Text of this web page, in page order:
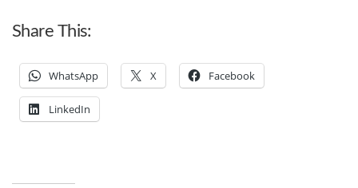
Share This:
WhatsApp X Facebook
LinkedIn